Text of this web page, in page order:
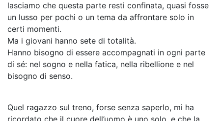
lasciamo che questa parte resti confinata, quasi fosse
un lusso per pochi o un tema da affrontare solo in
certi momenti.
Ma i giovani hanno sete di totalità.
Hanno bisogno di essere accompagnati in ogni parte
di sé: nel sogno e nella fatica, nella ribellione e nel
bisogno di senso.
Quel ragazzo sul treno, forse senza saperlo, mi ha